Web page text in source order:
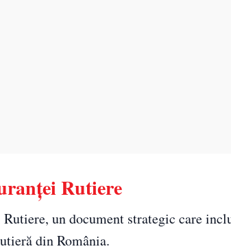
Rutiere
un document strategic care
din România.